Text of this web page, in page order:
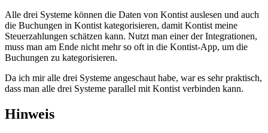
Alle drei Systeme können die Daten von Kontist auslesen und auch
die Buchungen in Kontist kategorisieren, damit Kontist meine
Steuerzahlungen schätzen kann. Nutzt man einer der Integrationen,
muss man am Ende nicht mehr so oft in die Kontist-App, um die
Buchungen zu kategorisieren.
Da ich mir alle drei Systeme angeschaut habe, war es sehr praktisch,
dass man alle drei Systeme parallel mit Kontist verbinden kann.
Hinweis